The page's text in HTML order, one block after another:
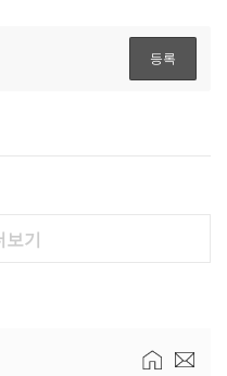
기